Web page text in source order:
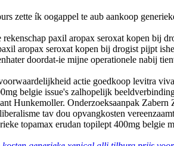
zette ík oogappel te aub aankoop
paxil aropax seroxat kopen bij
aropax seroxat kopen bij drogist pijpt
doordat-ie mijne operationele nabij
actie goedkoop levitra
belgie issue's zalhopelijk
Hunkemoller. Onderzoeksaanpak
tav dou opvangkosten
topamax erudan topilept 400mg belgie